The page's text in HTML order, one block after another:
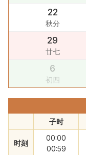
22
秋分
29
廿七
6
初四
子时
时刻
00:00
00:59